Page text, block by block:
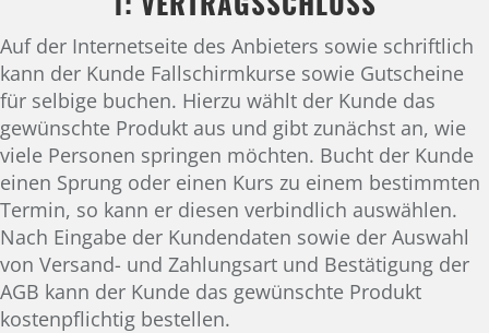
Auf der Internetseite des Anbieters sowie schriftlich
kann der Kunde Fallschirmkurse sowie Gutscheine
für selbige buchen. Hierzu wählt der Kunde das
gewünschte Produkt aus und gibt zunächst an, wie
viele Personen springen möchten. Bucht der Kunde
einen Sprung oder einen Kurs zu einem bestimmten
Termin, so kann er diesen verbindlich auswählen.
Nach Eingabe der Kundendaten sowie der Auswahl
von Versand- und Zahlungsart und Bestätigung der
AGB kann der Kunde das gewünschte Produkt
kostenpflichtig bestellen.